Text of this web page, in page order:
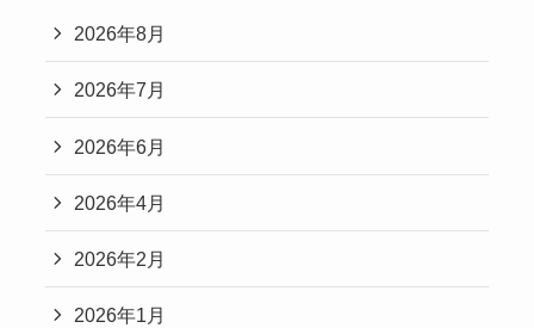
2026年8月
2026年7月
2026年6月
2026年4月
2026年2月
2026年1月